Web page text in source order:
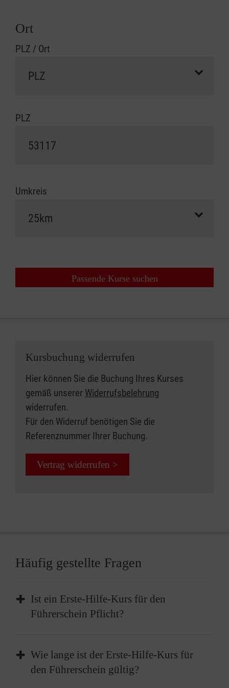
Ort
PLZ / Ort
PLZ
Umkreis
Passende Kurse suchen
Kursbuchung widerrufen
Hier können Sie die Buchung Ihres Kurses
gemäß unserer Widerrufsbelehrung
widerrufen.
Für den Widerruf benötigen Sie die
Referenznummer Ihrer Buchung.
Vertrag widerrufen >
Häufig gestellte Fragen
Ist ein Erste-Hilfe-Kurs für den
Führerschein Pflicht?
Die Teilnahme an einem Erste-Hilfe-Kurs ist
Pflicht, bevor Sie Ihren Führerschein erhalten
können. Vor der Führerscheinprüfung müssen
Wie lange ist der Erste-Hilfe-Kurs für
den Führerschein gültig?